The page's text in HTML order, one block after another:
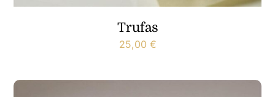
Trufas
25,00 €